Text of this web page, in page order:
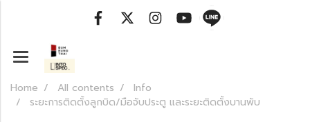
Home All contents
Info
ระยะการติดตั้งลูกบิด/มือจับประตู และระยะติดตั้งบานพับ